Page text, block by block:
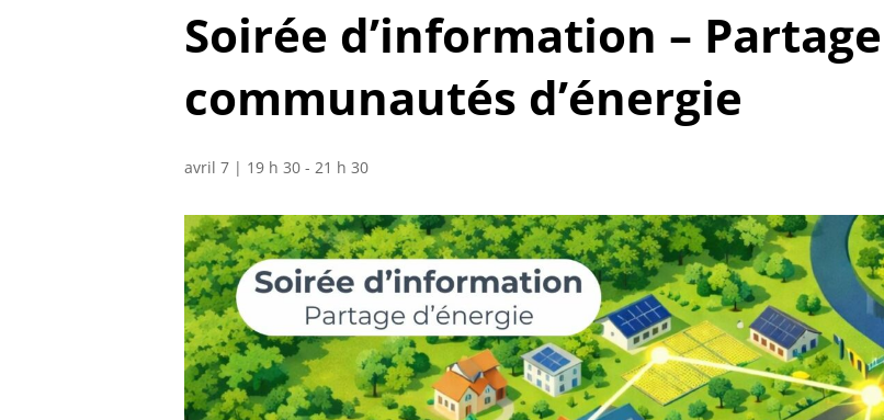
Soirée d’information –
communautés d’énergie
avril 7 | 19 h 30 - 21 h 30